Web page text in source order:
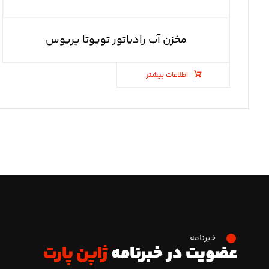
مخزن آب رادیاتور تویوتا پریوس
اطلاعات بیشتر
خبرنامه
عضویت در خبرنامهژاپن پارت